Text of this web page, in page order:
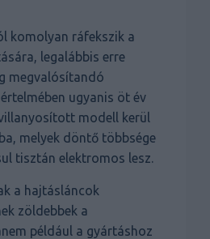
komolyan ráfekszik a
legalábbis erre
megvalósítandó
ugyanis öt év
modell kerül
melyek döntő többsége
tisztán elektromos lesz.
a hajtásláncok
zöldebbek a
például a gyártáshoz